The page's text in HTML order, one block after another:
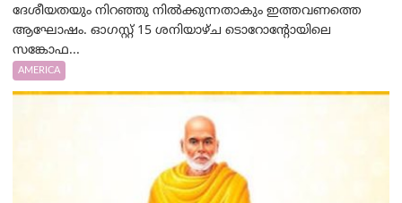
ദേശീയതയും നിറഞ്ഞു നിൽക്കുന്നതാകും ഇത്തവണത്തെ
ആഘോഷം. ഓഗസ്റ്റ് 15 ശനിയാഴ്ച ടൊറോന്റോയിലെ
സങ്കോഫ...
AMERICA